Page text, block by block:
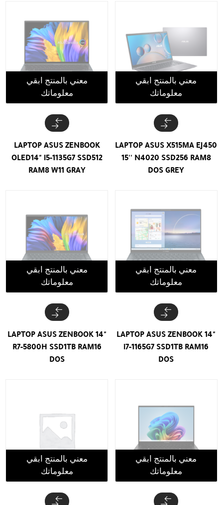
معني بالمنتج ابقي
معلوماتك
LAPTOP ASUS X515MA EJ450
15'' N4020 SSD256 RAM8
DOS GREY
معني بالمنتج ابقي
معلوماتك
LAPTOP ASUS ZENBOOK
OLED14" i5-1135G7 SSD512
RAM8 W11 GRAY
معني بالمنتج ابقي
معلوماتك
LAPTOP ASUS ZENBOOK 14"
i7-1165G7 SSD1TB RAM16
DOS
معني بالمنتج ابقي
معلوماتك
LAPTOP ASUS ZENBOOK 14"
R7-5800H SSD1TB RAM16
DOS
معني بالمنتج ابقي
معلوماتك
معني بالمنتج ابقي
معلوماتك